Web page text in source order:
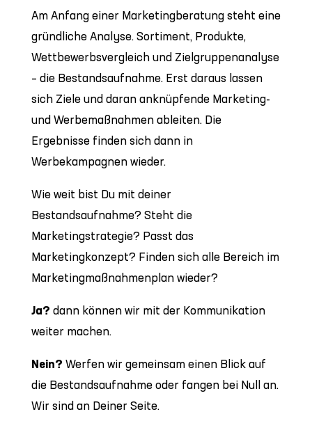
Am Anfang einer Marketingberatung steht eine
gründliche Analyse. Sortiment, Produkte,
Wettbewerbsvergleich und Zielgruppenanalyse
– die Bestandsaufnahme. Erst daraus lassen
sich Ziele und daran anknüpfende Marketing-
und Werbemaßnahmen ableiten. Die
Ergebnisse finden sich dann in
Werbekampagnen wieder.
Wie weit bist Du mit deiner
Bestandsaufnahme? Steht die
Marketingstrategie? Passt das
Marketingkonzept? Finden sich alle Bereich im
Marketingmaßnahmenplan wieder?
Ja? dann können wir mit der Kommunikation
weiter machen.
Nein? Werfen wir gemeinsam einen Blick auf
die Bestandsaufnahme oder fangen bei Null an.
Wir sind an Deiner Seite.